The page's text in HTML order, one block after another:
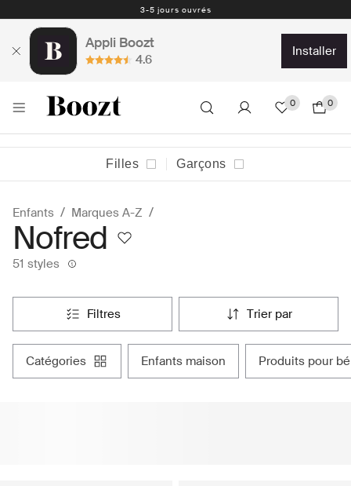
Retours faciles - 30 jours - Étiquette de retour prepayé
Appli Boozt
4.6
installer
0 0
Filles Garçons
Enfants Marques A-Z
Nofred
51 styles
filtres trier par
catégories enfants maison produits pour